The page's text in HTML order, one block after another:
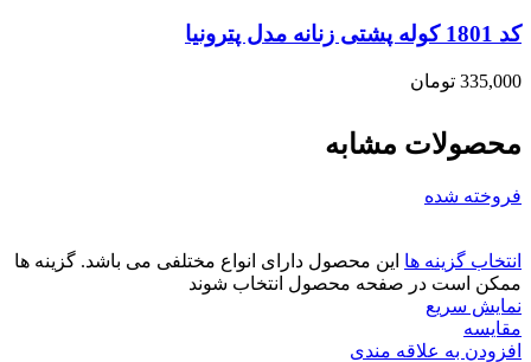
کد 1801 کوله پشتی زنانه مدل پترونیا
335,000 تومان
محصولات مشابه
فروخته شده
انتخاب گزینه ها این محصول دارای انواع مختلفی می باشد. گزینه ها
ممکن است در صفحه محصول انتخاب شوند
نمایش سریع
مقايسه
افزودن به علاقه مندی